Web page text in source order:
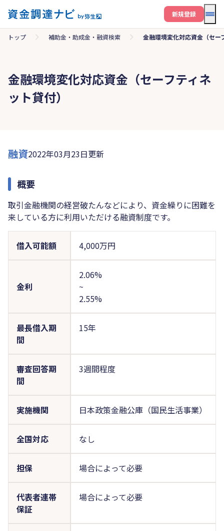
メ
新規登録
トップ 補助金・助成金・融資検索 金融環境変化対応資金（セー
金融環境変化対応資金（セーフティネ
ット貸付）
融資2022年03月23日更新
概要
取引金融機関の経営破たんなどにより、資金繰りに困難を
来している方に利用いただける融資制度です。
借入可能額 4,000万円
金利
2.06%
~
2.55%
最長借入期
間
15年
審査回答期
間
3週間程度
実施機関 日本政策金融公庫（国民生活事業）
全国対応 なし
担保 場合によって必要
代表者連帯
保証
場合によって必要